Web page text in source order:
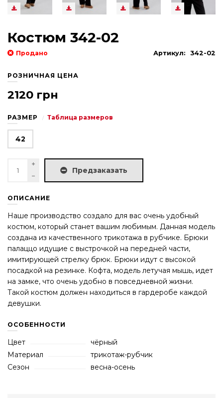
Костюм 342-02
Продано Артикул: 342-02
РОЗНИЧНАЯ ЦЕНА
2120 грн
РАЗМЕР Таблица размеров
42
Предзаказать
ОПИСАНИЕ
Наше производство создало для вас очень удобный
костюм, который станет вашим любимым. Данная модель
создана из качественного трикотажа в рубчике. Брюки
палаццо идущие с выстрочкой на передней части,
имитирующей стрелку брюк. Брюки идут с высокой
посадкой на резинке. Кофта, модель летучая мышь, идет
на замке, что очень удобно в повседневной жизни.
Такой костюм должен находиться в гардеробе каждой
девушки.
ОСОБЕННОСТИ
Цвет
чёрный
Материал
трикотаж-рубчик
Сезон
весна-осень